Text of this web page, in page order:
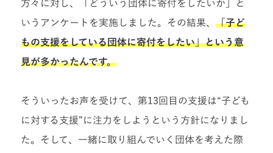
方々に対し、「どういう団体に寄付をしたいか」と
いうアンケートを実施しました。その結果、 「子ど
もの支援をしている団体に寄付をしたい」という意
見が多かったんです。
そういったお声を受けて、第13回目の支援は“子ども
に対する支援”に注力をしようという方針になりまし
た。そして、一緒に取り組んでいく団体を考えた際